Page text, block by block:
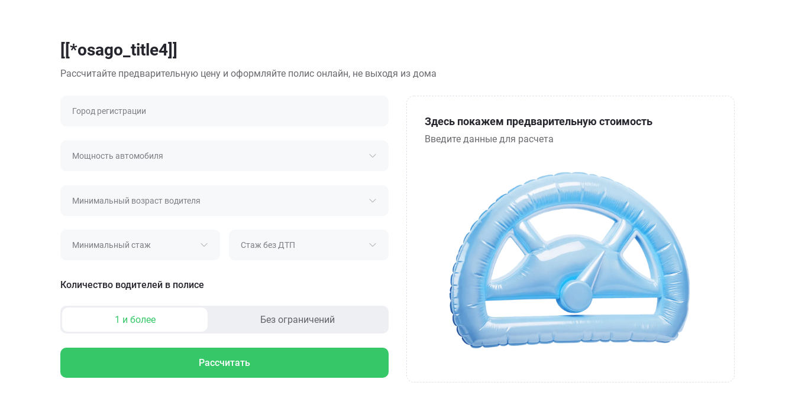
[[*osago_title4]]
Рассчитайте предварительную цену и оформляйте полис онлайн, не выходя из дома
Город регистрации
Мощность автомобиля
Минимальный возраст водителя
Минимальный стаж Стаж без ДТП
Количество водителей в полисе
1 и более Без ограничений
Рассчитать
Здесь покажем предварительную стоимость
Введите данные для расчета